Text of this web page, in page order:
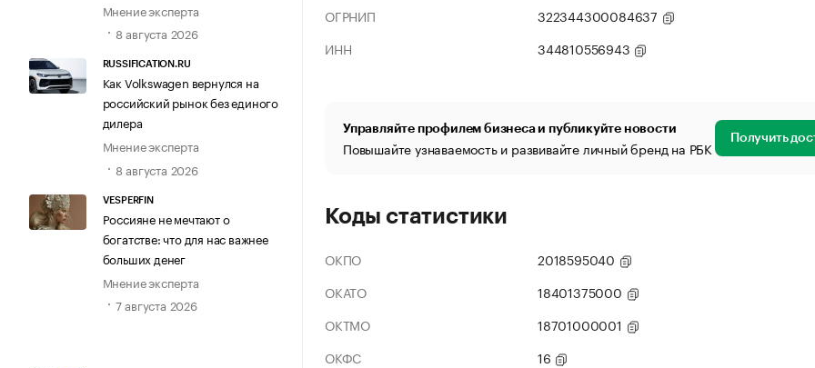
Мнение эксперта
8 августа 2026
RUSSIFICATION.RU
Как Volkswagen вернулся на
российский рынок без единого
дилера
Мнение эксперта
8 августа 2026
VESPERFIN
Россияне не мечтают о
богатстве: что для нас важнее
больших денег
Мнение эксперта
7 августа 2026
ОГРНИП
322344300084637
ИНН
344810556943
Управляйте профилем бизнеса и публикуйте новости
Повышайте узнаваемость и развивайте личный бренд на РБК Получить
Коды статистики
ОКПО
2018595040
ОКАТО
18401375000
ОКТМО
18701000001
ОКФС
16